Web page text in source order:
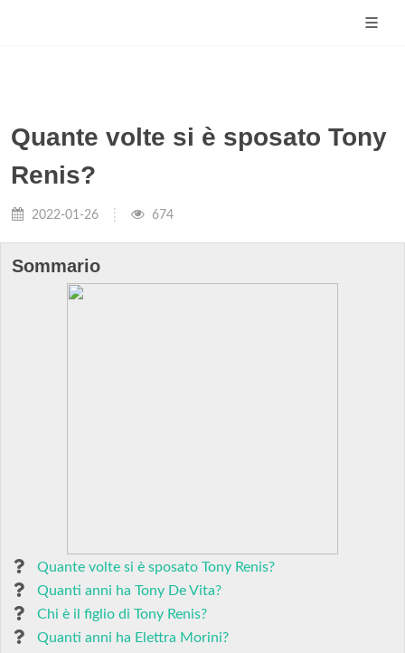
Quante volte si è sposato Tony
Renis?
2022-01-26 674
Sommario
Quante volte si è sposato Tony Renis?
Quanti anni ha Tony De Vita?
Chi è il figlio di Tony Renis?
Quanti anni ha Elettra Morini?